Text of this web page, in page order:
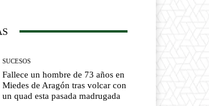
SUCESOS
Fallece un hombre de 73 años en
Miedes de Aragón tras volcar con
un quad esta pasada madrugada